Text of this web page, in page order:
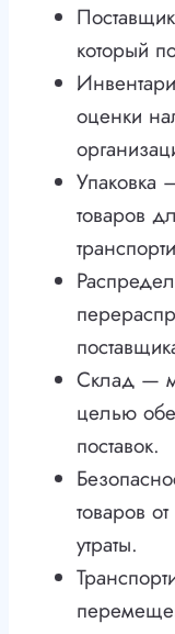
который
оценки
Упаковка
товаров
Склад —
целью
поставок.
товаров
утраты.